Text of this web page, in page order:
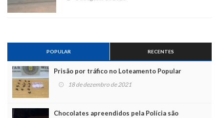
POPULAR RECENTES
Prisão por tráfico no Loteamento Popular
18 de dezembro de 2021
Chocolates apreendidos pela Polícia são